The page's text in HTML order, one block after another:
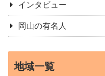
インタビュー
岡山の有名人
地域一覧